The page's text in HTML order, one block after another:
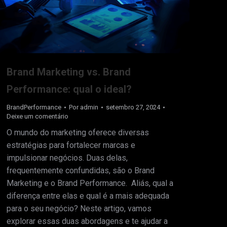
Brand Marketing vs. Brand
Performance: qual o ideal?
BrandPerformance Por admin
setembro 27, 2024
Deixe um comentário
O mundo do marketing oferece diversas
estratégias para fortalecer marcas e
impulsionar negócios. Duas delas,
frequentemente confundidas, são o Brand
Marketing e o Brand Performance. Aliás, qual a
diferença entre elas e qual é a mais adequada
para o seu negócio? Neste artigo, vamos
explorar essas duas abordagens e te ajudar a